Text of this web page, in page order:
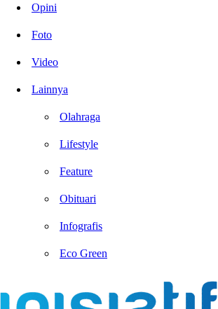
Opini
Foto
Video
Lainnya
Olahraga
Lifestyle
Feature
Obituari
Infografis
Eco Green